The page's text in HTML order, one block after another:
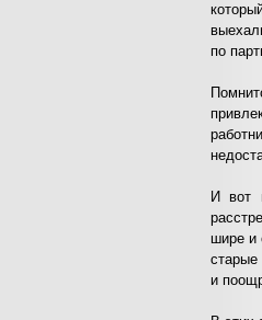
по
И вот
шире и
и